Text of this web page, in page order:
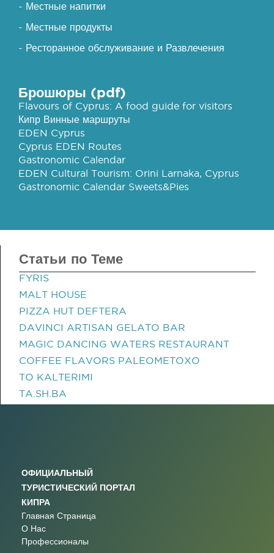
- Местные напитки
- Местные продукты
- Ресторанное обслуживание и Развлечения
Брошюры (pdf)
Flavours of Cyprus: A food guide for visitors
Кипр Винные маршруты
EDEN Cyprus
Cyprus EDEN Routes
Gastronomic Calendar
EDEN Cultural Tourism: Orini Larnaka, Cyprus
Gastronomic Calendar Sweets&Pies
Статьи по Теме
FYRIS
MALT HOUSE
PIZZA HUT DEFTERA
DAVINCI ARTISAN GELATO BAR
MAGIC DANCING WATERS RESTAURANT
COFFEE FLAVORS PALEOMETOXO
TO KALTERIMI
TA.SH.BA
ОФИЦИАЛЬНЫЙ
ТУРИСТИЧЕСКИЙ ПОРТАЛ
КИПРА
Главная Страница
О Нас
Профессионалы